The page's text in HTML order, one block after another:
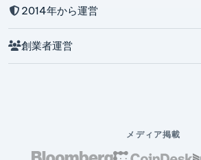
2014年から運営
創業者運営
メディア掲載